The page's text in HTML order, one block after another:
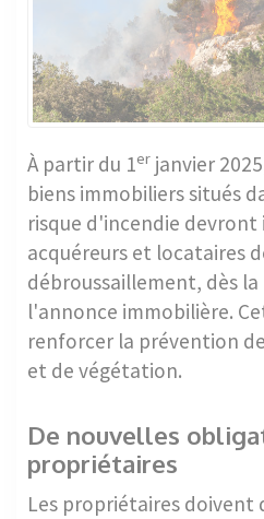
À partir du 1er janvier
biens immobiliers situés
risque d'incendie
acquéreurs et locataires
débroussaillement, dès la
l'annonce immobilière.
renforcer la prévention
et de végétation.
De nouvelles
propriétaires
Les propriétaires doivent